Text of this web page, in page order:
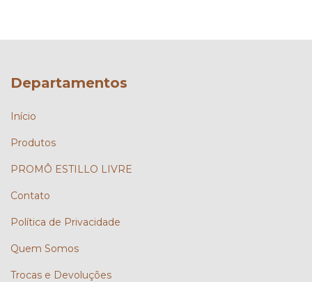
Departamentos
Início
Produtos
PROMÔ ESTILLO LIVRE
Contato
Política de Privacidade
Quem Somos
Trocas e Devoluções